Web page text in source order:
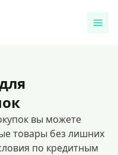
вы можете
товары без лишних
по кредитным